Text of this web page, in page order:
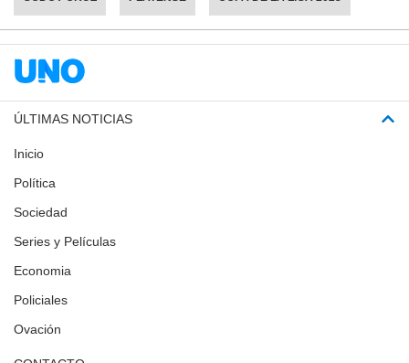
ÚLTIMAS NOTICIAS
Inicio
Política
Sociedad
Series y Películas
Economia
Policiales
Ovación